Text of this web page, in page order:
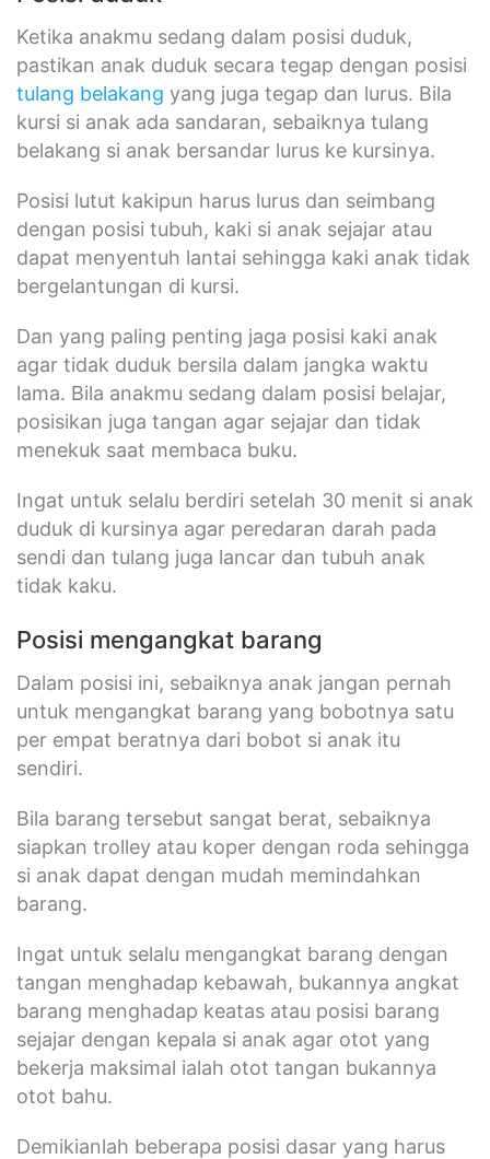
Ketika anakmu sedang dalam posisi duduk,
pastikan anak duduk secara tegap dengan posisi
tulang belakang yang juga tegap dan lurus. Bila
kursi si anak ada sandaran, sebaiknya tulang
belakang si anak bersandar lurus ke kursinya.
Posisi lutut kakipun harus lurus dan seimbang
dengan posisi tubuh, kaki si anak sejajar atau
dapat menyentuh lantai sehingga kaki anak tidak
bergelantungan di kursi.
Dan yang paling penting jaga posisi kaki anak
agar tidak duduk bersila dalam jangka waktu
lama. Bila anakmu sedang dalam posisi belajar,
posisikan juga tangan agar sejajar dan tidak
menekuk saat membaca buku.
Ingat untuk selalu berdiri setelah 30 menit si anak
duduk di kursinya agar peredaran darah pada
sendi dan tulang juga lancar dan tubuh anak
tidak kaku.
Posisi mengangkat barang
Dalam posisi ini, sebaiknya anak jangan pernah
untuk mengangkat barang yang bobotnya satu
per empat beratnya dari bobot si anak itu
sendiri.
Bila barang tersebut sangat berat, sebaiknya
siapkan trolley atau koper dengan roda sehingga
si anak dapat dengan mudah memindahkan
barang.
Ingat untuk selalu mengangkat barang dengan
tangan menghadap kebawah, bukannya angkat
barang menghadap keatas atau posisi barang
sejajar dengan kepala si anak agar otot yang
bekerja maksimal ialah otot tangan bukannya
otot bahu.
Demikianlah beberapa posisi dasar yang harus